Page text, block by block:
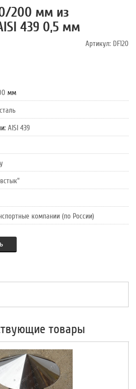
200 мм из
439 0,5 мм
Артикул: DF120
мм
: AISI 439
компании (по России)
товары